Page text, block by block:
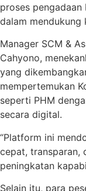
proses pengadaan
dalam mendukung
Manager SCM &
Cahyono,
yang
mempertemukan
seperti PHM
secara digital.
“Platform ini
cepat, transparan,
peningkatan
Selain itu, para